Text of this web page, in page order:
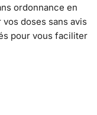
ordonnance en
doses sans avis
pour vous faciliter